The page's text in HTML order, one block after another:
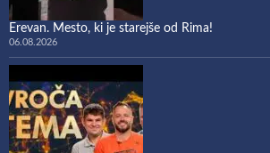
Erevan. Mesto, ki je starejše od Rima!
06.08.2026